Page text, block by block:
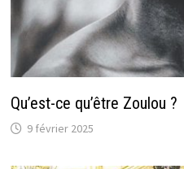
Qu’est-ce qu’être Zoulou ?
9 février 2025